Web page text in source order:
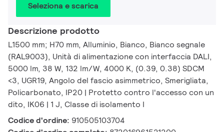
Seleziona e scarica
Descrizione prodotto
L1500 mm; H70 mm, Alluminio, Bianco, Bianco segnale
(RAL9003), Unità di alimentazione con interfaccia DALI,
5000 lm, 38 W, 132 lm/W, 4000 K, (0.39, 0.38) SDCM
<3, UGR19, Angolo del fascio asimmetrico, Smerigliata,
Policarbonato, IP20 | Protetto contro l'accesso con un
dito, IK06 | 1 J, Classe di isolamento I
Codice d'ordine: 910505103704